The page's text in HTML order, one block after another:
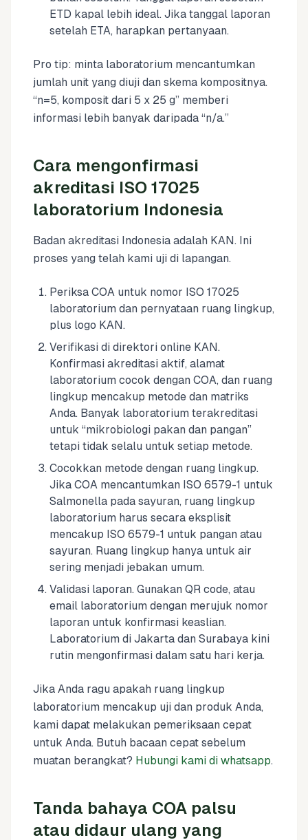
ETD kapal lebih ideal. Jika tanggal laporan
setelah ETA, harapkan pertanyaan.
Pro tip: minta laboratorium mencantumkan
jumlah unit yang diuji dan skema kompositnya.
“n=5, komposit dari 5 x 25 g” memberi
informasi lebih banyak daripada “n/a.”
Cara mengonfirmasi
akreditasi ISO 17025
laboratorium Indonesia
Badan akreditasi Indonesia adalah KAN. Ini
proses yang telah kami uji di lapangan.
Periksa COA untuk nomor ISO 17025
laboratorium dan pernyataan ruang lingkup,
plus logo KAN.
Verifikasi di direktori online KAN.
Konfirmasi akreditasi aktif, alamat
laboratorium cocok dengan COA, dan ruang
lingkup mencakup metode dan matriks
Anda. Banyak laboratorium terakreditasi
untuk “mikrobiologi pakan dan pangan”
tetapi tidak selalu untuk setiap metode.
Cocokkan metode dengan ruang lingkup.
Jika COA mencantumkan ISO 6579-1 untuk
Salmonella pada sayuran, ruang lingkup
laboratorium harus secara eksplisit
mencakup ISO 6579-1 untuk pangan atau
sayuran. Ruang lingkup hanya untuk air
sering menjadi jebakan umum.
Validasi laporan. Gunakan QR code, atau
email laboratorium dengan merujuk nomor
laporan untuk konfirmasi keaslian.
Laboratorium di Jakarta dan Surabaya kini
rutin mengonfirmasi dalam satu hari kerja.
Jika Anda ragu apakah ruang lingkup
laboratorium mencakup uji dan produk Anda,
kami dapat melakukan pemeriksaan cepat
untuk Anda. Butuh bacaan cepat sebelum
muatan berangkat? Hubungi kami di whatsapp.
Tanda bahaya COA palsu
atau didaur ulang yang